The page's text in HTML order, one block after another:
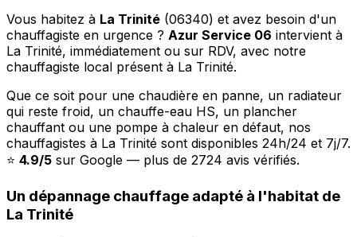
Vous habitez à La Trinité (06340) et avez besoin d'un
chauffagiste en urgence ? Azur Service 06 intervient à
La Trinité, immédiatement ou sur RDV, avec notre
chauffagiste local présent à La Trinité.
Que ce soit pour une chaudière en panne, un radiateur
qui reste froid, un chauffe-eau HS, un plancher
chauffant ou une pompe à chaleur en défaut, nos
chauffagistes à La Trinité sont disponibles 24h/24 et 7j/7.
⭐ 4.9/5 sur Google — plus de 2724 avis vérifiés.
Un dépannage chauffage adapté à l'habitat de
La Trinité